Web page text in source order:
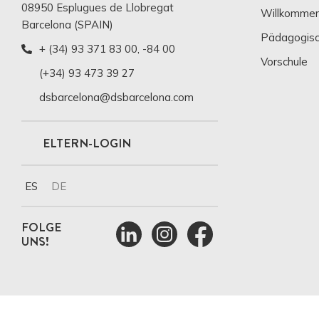
08950 Esplugues de Llobregat
Barcelona (SPAIN)
+ (34) 93 371 83 00, -84 00
(+34) 93 473 39 27
dsbarcelona@dsbarcelona.com
ELTERN-LOGIN
ES DE
FOLGE
UNS!
Vorschule